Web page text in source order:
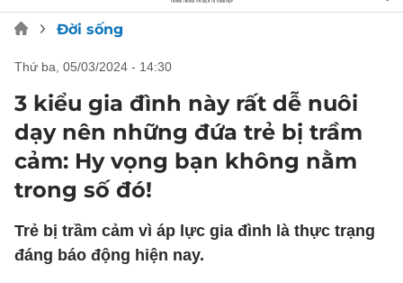
Đời sống
thứ ba, 05/03/2024 - 14:30
3 kiểu gia đình này rất dễ nuôi
dạy nên những đứa trẻ bị trầm
cảm: Hy vọng bạn không nằm
trong số đó!
Trẻ bị trầm cảm vì áp lực gia đình là thực trạng
đáng báo động hiện nay.